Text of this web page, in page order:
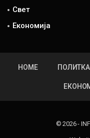
Свет
Економија
HOME ПОЛИТКА
© 2026 -